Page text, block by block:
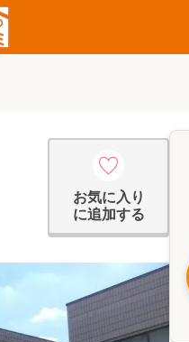
お気に入り
に追加する